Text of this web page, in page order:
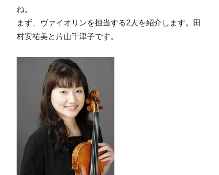
ね。
まず、ヴァイオリンを担当する2人を紹介します。田
村安祐美と片山千津子です。